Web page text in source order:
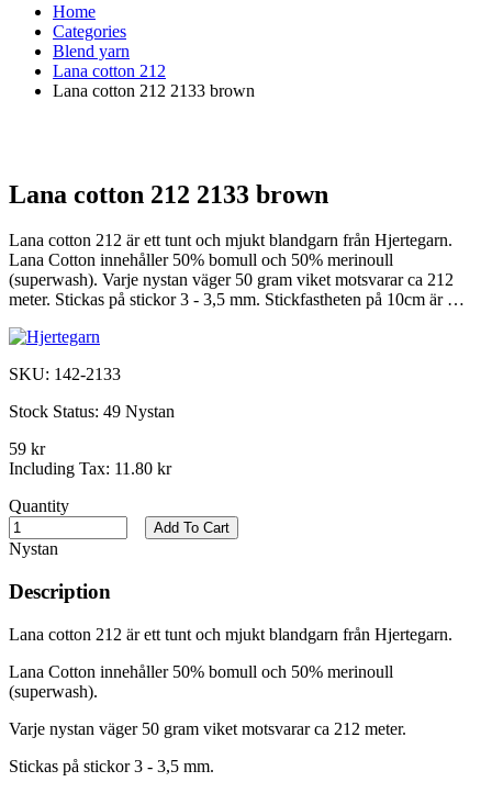
Home
Categories
Blend yarn
Lana cotton 212
Lana cotton 212 2133 brown
Lana cotton 212 2133 brown
Lana cotton 212 är ett tunt och mjukt blandgarn från Hjertegarn.
Lana Cotton innehåller 50% bomull och 50% merinoull
(superwash). Varje nystan väger 50 gram viket motsvarar ca 212
meter. Stickas på stickor 3 - 3,5 mm. Stickfastheten på 10cm är …
SKU: 142-2133
Stock Status: 49 Nystan
59 kr
Including Tax: 11.80 kr
Quantity
Nystan
Add To Cart
Description
Lana cotton 212 är ett tunt och mjukt blandgarn från Hjertegarn.
Lana Cotton innehåller 50% bomull och 50% merinoull
(superwash).
Varje nystan väger 50 gram viket motsvarar ca 212 meter.
Stickas på stickor 3 - 3,5 mm.